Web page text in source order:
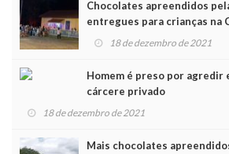
Chocolates apreendidos
entregues para crianças na
Noel 18 de dezembro de 2021
Homem é preso por agredir
cárcere privado
18 de dezembro de 2021
Mais chocolates